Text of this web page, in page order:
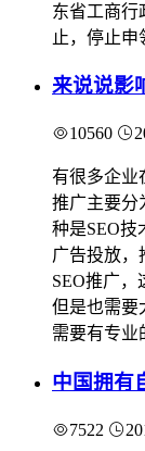
东省工商行
止，停止申
来说说影
10560
有很多企业
推广主要分
种是SEO技
广告投放，
SEO推广，
但是也需要
需要有专业
中国拥有
7522